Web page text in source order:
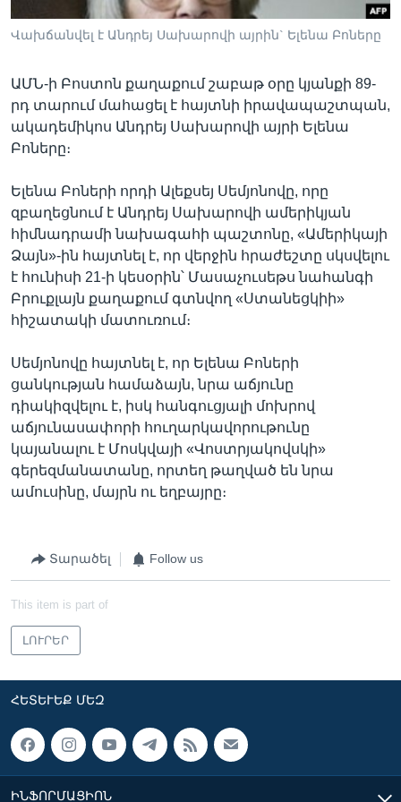
Վախճանվել է Անդրեյ Սախարովի այրին` Ելենա Բոները
ԱՄՆ-ի Բոստոն քաղաքում շաբաթ օրը կյանքի 89-
րդ տարում մահացել է հայտնի իրավապաշտպան,
ակադեմիկոս Անդրեյ Սախարովի այրի Ելենա
Բոները։
Ելենա Բոների որդի Ալեքսեյ Սեմյոնովը, որը
զբաղեցնում է Անդրեյ Սախարովի ամերիկյան
հիմնադրամի նախագահի պաշտոնը, «Ամերիկայի
Ձայն»-ին հայտնել է, որ վերջին հրաժեշտը սկսվելու
է հունիսի 21-ի կեսօրին՝ Մասաչուսեթս նահանգի
Բրուքլայն քաղաքում գտնվող «Ստանեցկիի»
հիշատակի մատուռում։
Սեմյոնովը հայտնել է, որ Ելենա Բոների
ցանկության համաձայն, նրա աճյունը
դիակիզվելու է, իսկ հանգուցյալի մոխրով
աճյունասափորի հուղարկավորութունը
կայանալու է Մոսկվայի «Վոստրյակովսկի»
գերեզմանատանը, որտեղ թաղված են նրա
ամուսինը, մայրն ու եղբայրը։
Տարածել Follow us
This item is part of
ԼՈՒՐԵՐ
ՀԵՏԵՒԵՔ ՄԵԶ
ԻՆՖՈՐՄԱՑԻՈՆ